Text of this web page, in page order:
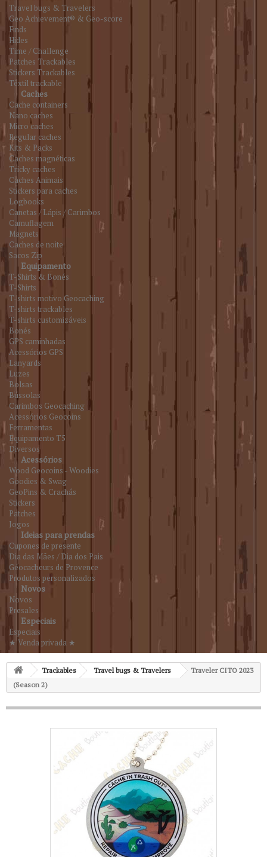
Travel bugs & Travelers
Geo Achievement® & Geo-score
Finds
Hides
Time / Challenge
Patches Trackables
Stickers Trackables
Têxtil trackable
Caches
Cache containers
Nano caches
Micro caches
Regular caches
Kits & Packs
Caches magnéticas
Tricky caches
Caches Animais
Stickers para caches
Logbooks
Canetas / Lápis / Carimbos
Camuflagem
Magnets
Caches de noite
Sacos Zip
Equipamento
T-Shirts & Bonés
T-Shirts
T-shirts motivo Geocaching
T-shirts trackables
T-shirts customizáveis
Bonés
GPS caminhadas
Acessórios GPS
Lanyards
Luzes
Bolsas
Bússolas
Carimbos Geocaching
Acessórios Geocoins
Ferramentas
Equipamento T5
Diversos
Acessórios
Wood Geocoins - Woodies
Goodies & Swag
GeoPins & Crachás
Stickers
Patches
Jogos
Ideias para prendas
Cupones de presente
Dia das Mães / Dia dos Pais
Géocacheurs de Provence
Produtos personalizados
Novos
Novos
Presales
Especiais
Especiais
★ Venda privada ★
Trackables Travel bugs & Travelers
Traveler CITO 2023
(Season 2)